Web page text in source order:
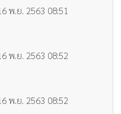
พ.ย. 2563 08:51
พ.ย. 2563 08:52
พ.ย. 2563 08:52